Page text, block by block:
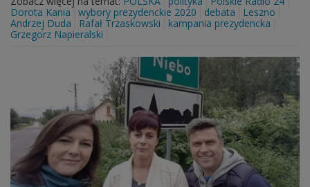
Dorota Kania
wybory prezydenckie 2020 debata
Leszno
Andrzej Duda
Rafał Trzaskowski
kampania prezydencka
Grzegorz Napieralski